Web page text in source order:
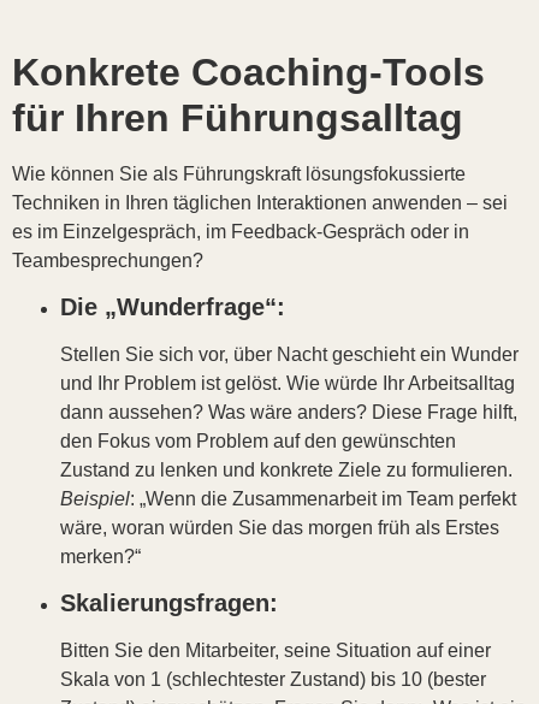
Konkrete Coaching-Tools
für Ihren Führungsalltag
Wie können Sie als Führungskraft lösungsfokussierte
Techniken in Ihren täglichen Interaktionen anwenden – sei
es im Einzelgespräch, im Feedback-Gespräch oder in
Teambesprechungen?
Die „Wunderfrage“:
Stellen Sie sich vor, über Nacht geschieht ein Wunder
und Ihr Problem ist gelöst. Wie würde Ihr Arbeitsalltag
dann aussehen? Was wäre anders? Diese Frage hilft,
den Fokus vom Problem auf den gewünschten
Zustand zu lenken und konkrete Ziele zu formulieren.
Beispiel: „Wenn die Zusammenarbeit im Team perfekt
wäre, woran würden Sie das morgen früh als Erstes
merken?“
Skalierungsfragen:
Bitten Sie den Mitarbeiter, seine Situation auf einer
Skala von 1 (schlechtester Zustand) bis 10 (bester